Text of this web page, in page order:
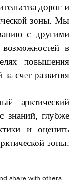
share with others
дорог и
зоны. Мы
с другими
в
повышения
за счет развития
арктический
знаний, глубже
и оценить
зоны.
здесь
послужат